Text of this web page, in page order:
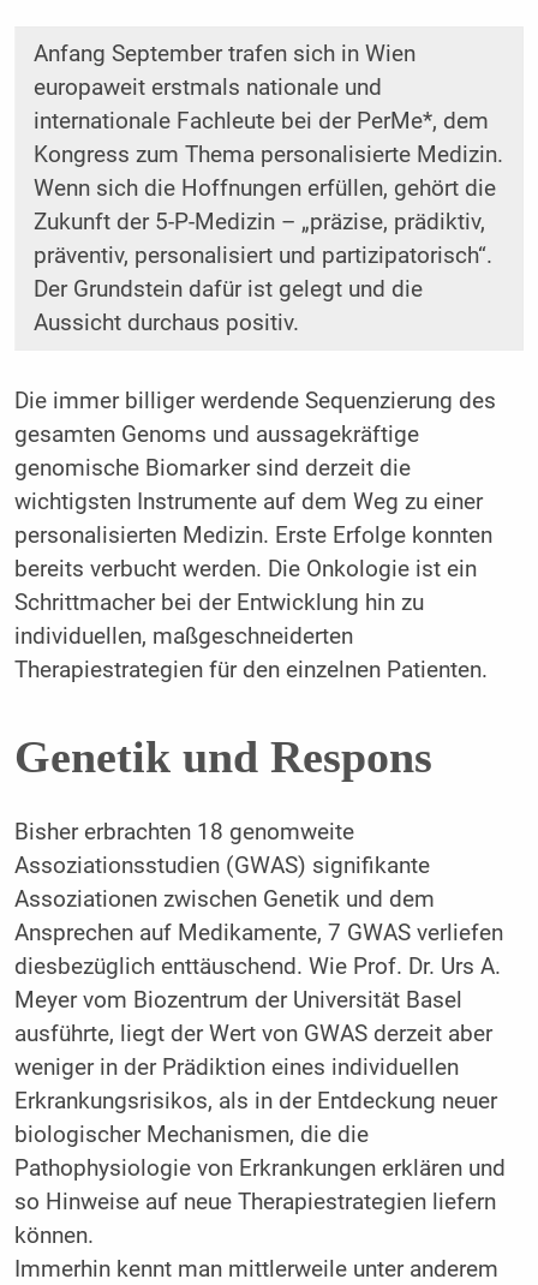
Anfang September trafen sich in Wien
europaweit erstmals nationale und
internationale Fachleute bei der PerMe*, dem
Kongress zum Thema personalisierte Medizin.
Wenn sich die Hoffnungen erfüllen, gehört die
Zukunft der 5-P-Medizin – „präzise, prädiktiv,
präventiv, personalisiert und partizipatorisch“.
Der Grundstein dafür ist gelegt und die
Aussicht durchaus positiv.
Die immer billiger werdende Sequenzierung des
gesamten Genoms und aussagekräftige
genomische Biomarker sind derzeit die
wichtigsten Instrumente auf dem Weg zu einer
personalisierten Medizin. Erste Erfolge konnten
bereits verbucht werden. Die Onkologie ist ein
Schrittmacher bei der Entwicklung hin zu
individuellen, maßgeschneiderten
Therapiestrategien für den einzelnen Patienten.
Genetik und Respons
Bisher erbrachten 18 genomweite
Assoziationsstudien (GWAS) signifikante
Assoziationen zwischen Genetik und dem
Ansprechen auf Medikamente, 7 GWAS verliefen
diesbezüglich enttäuschend. Wie Prof. Dr. Urs A.
Meyer vom Biozentrum der Universität Basel
ausführte, liegt der Wert von GWAS derzeit aber
weniger in der Prädiktion eines individuellen
Erkrankungsrisikos, als in der Entdeckung neuer
biologischer Mechanismen, die die
Pathophysiologie von Erkrankungen erklären und
so Hinweise auf neue Therapiestrategien liefern
können.
Immerhin kennt man mittlerweile unter anderem